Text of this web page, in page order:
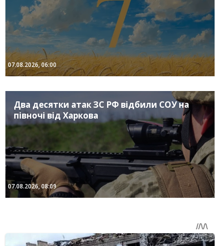
07.08.2026, 06:00
Два десятки атак ЗС РФ відбили СОУ на
півночі від Харкова
07.08.2026, 08:09